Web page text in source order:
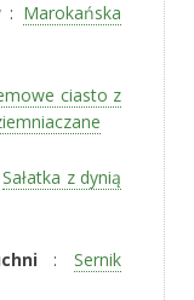
: Marokańska
ciasto z
Sałatka z dynią
:Sernik